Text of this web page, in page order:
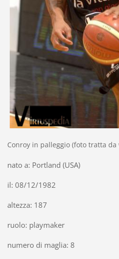
Conroy in palleggio (foto tratta
nato a: Portland (USA)
il: 08/12/1982
altezza: 187
ruolo: playmaker
numero di maglia: 8